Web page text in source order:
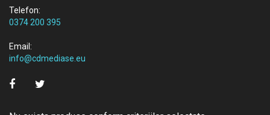
Telefon:
0374 200 395
Email:
info@cdmediase.eu